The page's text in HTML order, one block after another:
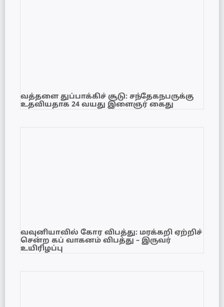
வத்தளை துப்பாக்கிச் சூடு: சந்தேகநபருக்கு
உதவியதாக 24 வயது இளைஞர் கைது
வவுனியாவில் கோர விபத்து: மரக்கறி ஏற்றிச்
சென்ற கப் வாகனம் விபத்து – இருவர்
உயிரிழப்பு